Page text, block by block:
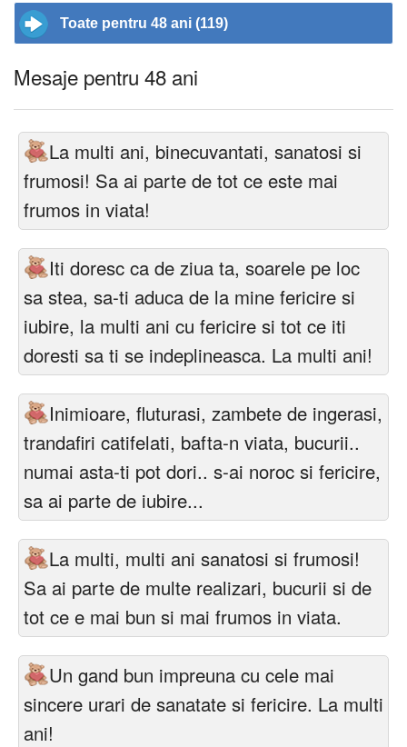
Toate pentru 48 ani (119)
Mesaje pentru 48 ani
La multi ani, binecuvantati, sanatosi si
frumosi! Sa ai parte de tot ce este mai
frumos in viata!
Iti doresc ca de ziua ta, soarele pe loc
sa stea, sa-ti aduca de la mine fericire si
iubire, la multi ani cu fericire si tot ce iti
doresti sa ti se indeplineasca. La multi ani!
Inimioare, fluturasi, zambete de ingerasi,
trandafiri catifelati, bafta-n viata, bucurii..
numai asta-ti pot dori.. s-ai noroc si fericire,
sa ai parte de iubire...
La multi, multi ani sanatosi si frumosi!
Sa ai parte de multe realizari, bucurii si de
tot ce e mai bun si mai frumos in viata.
Un gand bun impreuna cu cele mai
sincere urari de sanatate si fericire. La multi
ani!